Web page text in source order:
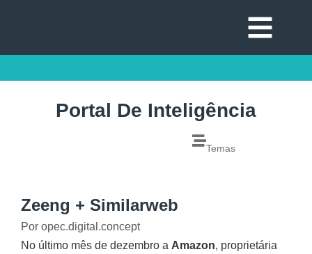
Portal De Inteligência
Temas
Zeeng + Similarweb
Por opec.digital.concept
No último mês de dezembro a Amazon, proprietária